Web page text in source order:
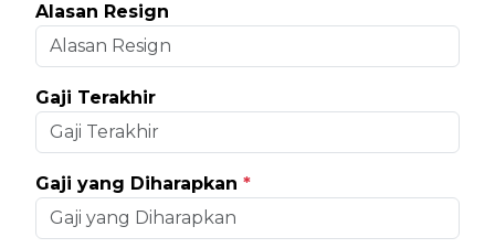
Alasan Resign
Gaji Terakhir
Gaji yang Diharapkan *